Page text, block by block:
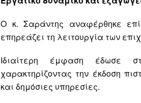
Ο κ. Σαράντης αναφέρθηκε
επηρεάζει τη λειτουργία των
Ιδιαίτερη έμφαση έδωσε
χαρακτηρίζοντας την έκδοση
και δημόσιες υπηρεσίες.